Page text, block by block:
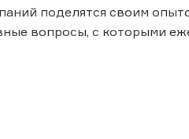
поделятся своим
вопросы, с которыми